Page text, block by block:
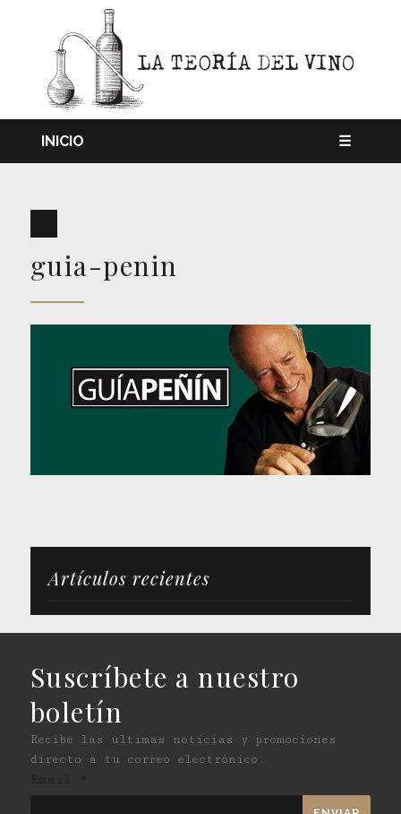
INICIO ☰
guia-penin
Artículos recientes
Suscríbete a nuestro
boletín
Recibe las ultimas noticias y promociones
directo a tu correo electrónico.